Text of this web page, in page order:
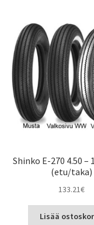
Shinko E-270 4.50 –
(etu/taka)
133.21€
Lisää